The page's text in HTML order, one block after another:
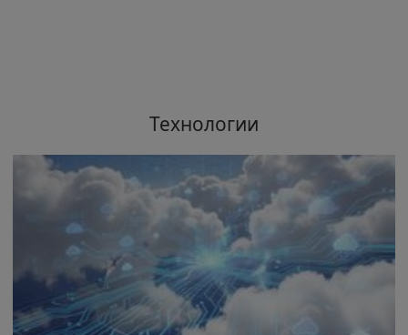
Технологии